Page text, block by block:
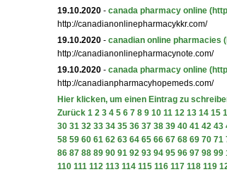
19.10.2020 - canada pharmacy online
http://canadianonlinepharmacykkr.com/
19.10.2020 - canadian online pharmacies
http://canadianonlinepharmacynote.com/
19.10.2020 - canada pharmacy online
http://canadianpharmacyhopemeds.com/
Hier klicken, um einen Eintrag zu
Zurück 1 2 3 4 5 6 7 8 9 10 11 12 13 14 15
30 31 32 33 34 35 36 37 38 39 40 41 42 43
58 59 60 61 62 63 64 65 66 67 68 69 70 71
86 87 88 89 90 91 92 93 94 95 96 97 98 99
110 111 112 113 114 115 116 117 118 119